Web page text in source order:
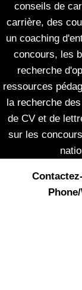
conseils de
carrière, des
un coaching
concours, les
recherche
ressources
la recherche
de CV et de
sur les